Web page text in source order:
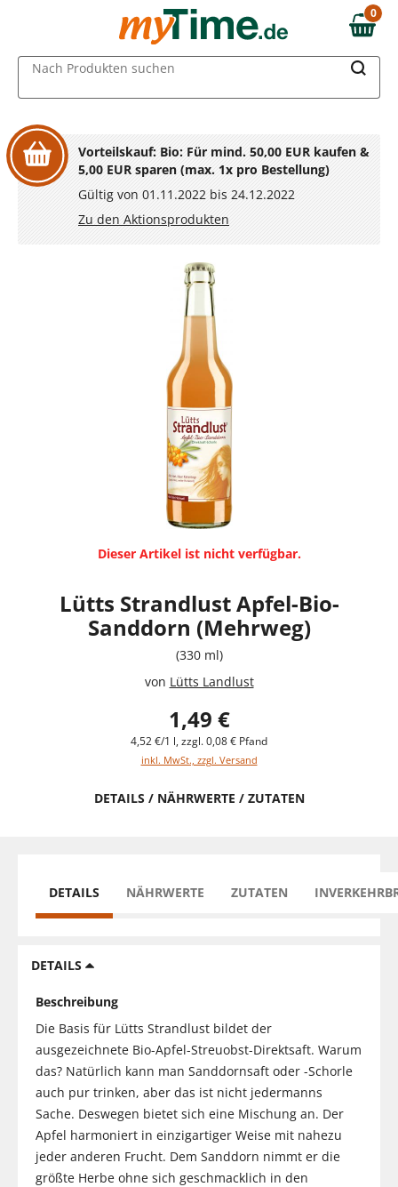
Zum Hauptinhalt springen
Zur Navigation springen
Zur Suche springen
0,00 €
0
Nach Produkten suchen
Vorteilskauf: Bio: Für mind. 50,00 EUR kaufen &
5,00 EUR sparen (max. 1x pro Bestellung)
Gültig von 01.11.2022 bis 24.12.2022
Zu den Aktionsprodukten
Dieser Artikel ist nicht verfügbar.
Lütts Strandlust Apfel-Bio-
Sanddorn (Mehrweg)
(330 ml)
von Lütts Landlust
1,49 €
4,52 €/1 l, zzgl. 0,08 € Pfand
inkl. MwSt., zzgl. Versand
DETAILS / NÄHRWERTE / ZUTATEN
DETAILS NÄHRWERTE ZUTATEN
DETAILS
Beschreibung
Die Basis für Lütts Strandlust bildet der
ausgezeichnete Bio-Apfel-Streuobst-Direktsaft. Warum
das? Natürlich kann man Sanddornsaft oder -Schorle
auch pur trinken, aber das ist nicht jedermanns
Sache. Deswegen bietet sich eine Mischung an. Der
Apfel harmoniert in einzigartiger Weise mit nahezu
jeder anderen Frucht. Dem Sanddorn nimmt er die
größte Herbe ohne sich geschmacklich in den